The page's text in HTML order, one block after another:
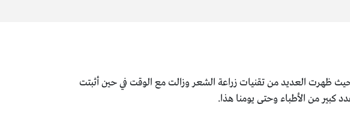
ظهرت العديد من تقنيات زراعة الشعر وزالت مع الوقت في حين أثبتت
من الأطباء وحتى يومنا هذا.